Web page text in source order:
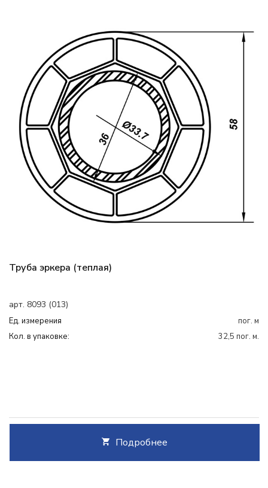
Труба эркера (теплая)
арт. 8093 (013)
Ед. измерения
пог. м
Кол. в упаковке:
32,5 пог. м.
Подробнее